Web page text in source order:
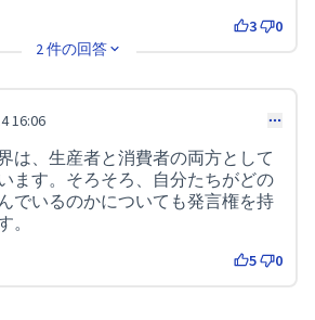
3
0
2 件の回答
16:06
は、生産者と消費者の両方として
ます。そろそろ、自分たちがどの
でいるのかについても発言権を持
。
5 0